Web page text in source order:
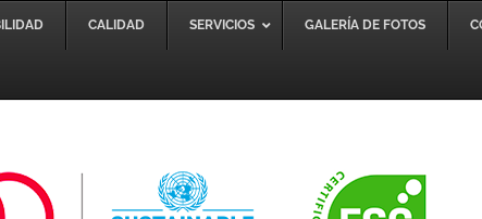
CALIDAD SERVICIOS GALERÍA DE FOTOS